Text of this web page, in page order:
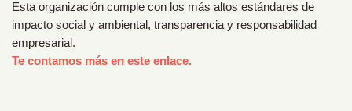
Esta organización cumple con los más altos estándares de
impacto social y ambiental, transparencia y responsabilidad
empresarial.
Te contamos más en este enlace.